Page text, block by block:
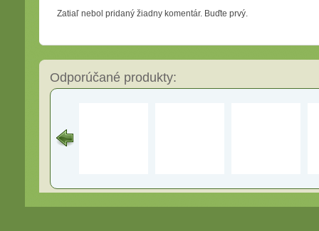
Zatiaľ nebol pridaný žiadny komentár. Buďte prvý.
Odporúčané produkty: